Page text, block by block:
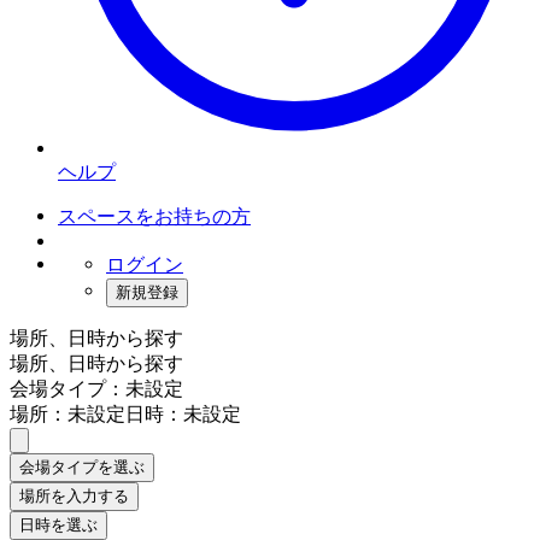
ヘルプ
スペースをお持ちの方
ログイン
新規登録
場所、日時から探す
場所、日時から探す
会場タイプ：未設定
場所：未設定日時：未設定
会場タイプを選ぶ
場所を入力する
日時を選ぶ